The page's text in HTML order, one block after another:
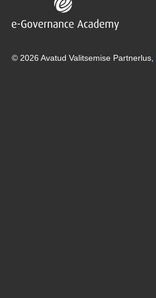
© 2026 Avatud Valitsemise Partnerlus,